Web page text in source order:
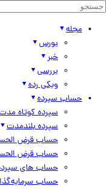
مجله
بورس
خبر
بررسی
ویکی رده
حساب سپرده
سپرده کوتاه مدت
سپرده بلندمدت
حساب قرض الحسنه
حساب قرض الحسنه
حساب های سپرده
حساب سرمایه‌گذاری